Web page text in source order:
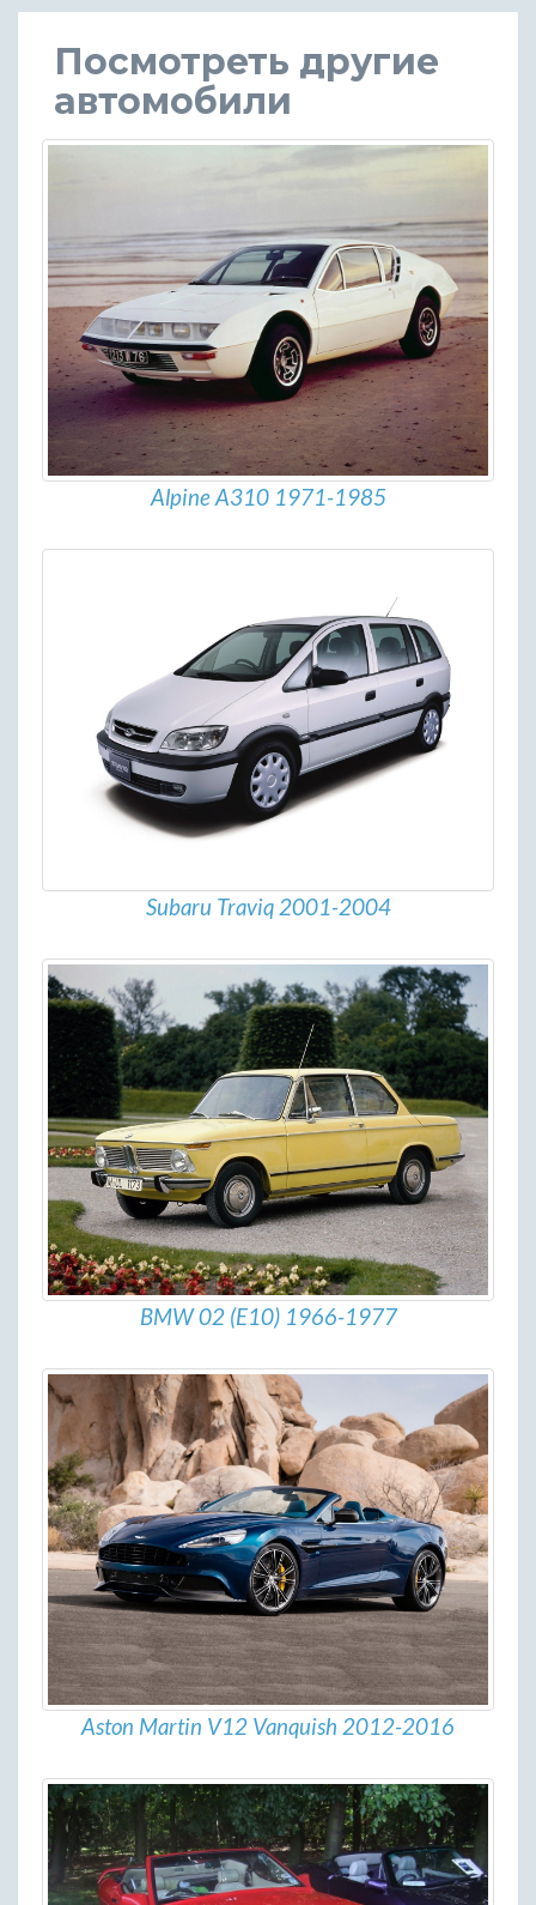
Посмотреть другие
автомобили
Alpine A310 1971-1985
Subaru Traviq 2001-2004
BMW 02 (E10) 1966-1977
Aston Martin V12 Vanquish 2012-2016